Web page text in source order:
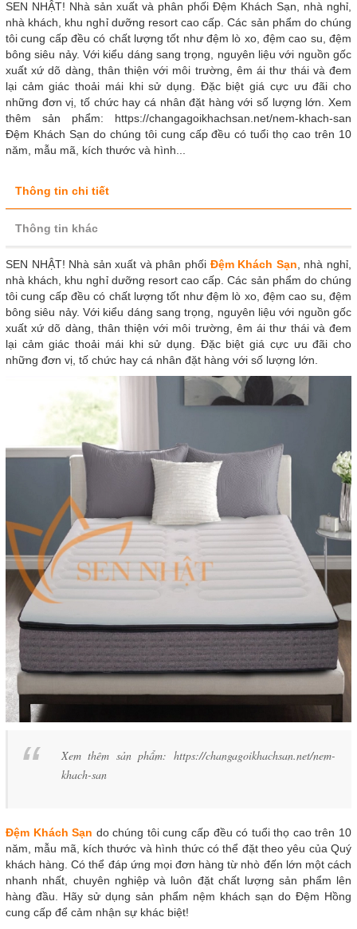
SEN NHẬT! Nhà sản xuất và phân phối Đệm Khách Sạn, nhà nghỉ,
nhà khách, khu nghỉ dưỡng resort cao cấp. Các sản phẩm do chúng
tôi cung cấp đều có chất lượng tốt như đệm lò xo, đệm cao su, đệm
bông siêu nảy. Với kiểu dáng sang trọng, nguyên liệu với nguồn gốc
xuất xứ dõ dàng, thân thiện với môi trường, êm ái thư thái và đem
lại cảm giác thoải mái khi sử dụng. Đặc biệt giá cực ưu đãi cho
những đơn vị, tố chức hay cá nhân đặt hàng với số lượng lớn. Xem
thêm sản phẩm: https://changagoikhachsan.net/nem-khach-san
Đệm Khách Sạn do chúng tôi cung cấp đều có tuổi thọ cao trên 10
năm, mẫu mã, kích thước và hình...
Thông tin chi tiết
Thông tin khác
SEN NHẬT! Nhà sản xuất và phân phối Đệm Khách Sạn , nhà nghỉ,
nhà khách, khu nghỉ dưỡng resort cao cấp. Các sản phẩm do chúng
tôi cung cấp đều có chất lượng tốt như đệm lò xo, đệm cao su, đệm
bông siêu nảy. Với kiểu dáng sang trọng, nguyên liệu với nguồn gốc
xuất xứ dõ dàng, thân thiện với môi trường, êm ái thư thái và đem
lại cảm giác thoải mái khi sử dụng. Đặc biệt giá cực ưu đãi cho
những đơn vị, tố chức hay cá nhân đặt hàng với số lượng lớn.
Xem thêm sản phẩm: https://changagoikhachsan.net/nem-
khach-san
Đệm Khách Sạn do chúng tôi cung cấp đều có tuổi thọ cao trên 10
năm, mẫu mã, kích thước và hình thức có thể đặt theo yêu của Quý
khách hàng. Có thể đáp ứng mọi đơn hàng từ nhò đến lớn một cách
nhanh nhất, chuyên nghiệp và luôn đặt chất lượng sản phẩm lên
hàng đầu. Hãy sử dụng sản phẩm nệm khách sạn do Đệm Hồng
cung cấp để cảm nhận sự khác biệt!